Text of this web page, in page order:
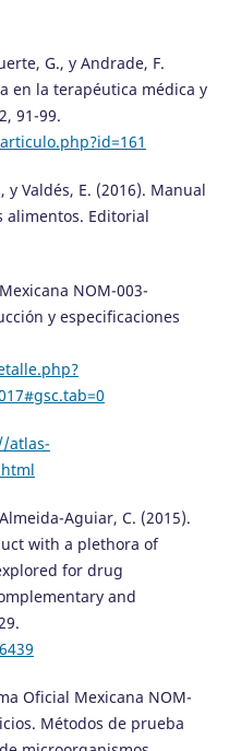
G., y Andrade, F.
en la terapéutica médica y
91-99.
y Valdés, E. (2016). Manual
alimentos. Editorial
NOM-003-
y especificaciones
atlas-
Aguiar, C. (2015).
with a plethora of
for drug
and
Oficial Mexicana NOM-
Métodos de prueba